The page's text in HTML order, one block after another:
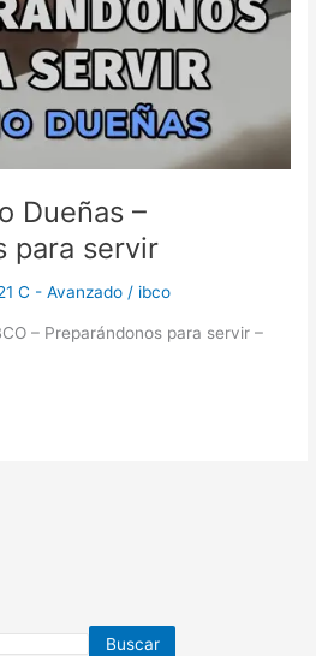
Dueñas –
para servir
C - Avanzado / ibco
– Preparándonos para servir –
Buscar